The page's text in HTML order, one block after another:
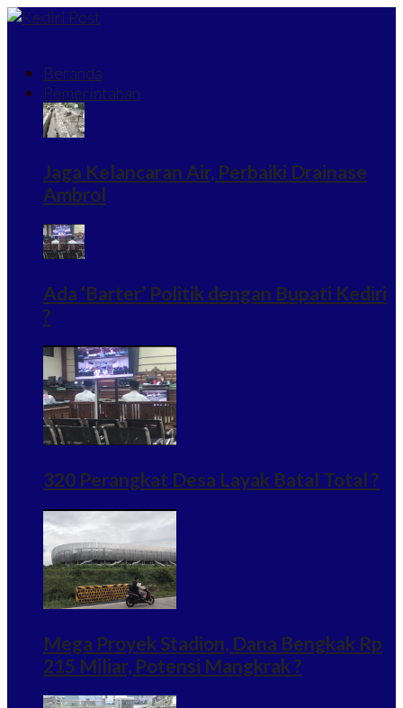
Beranda
Pemerintahan
Jaga Kelancaran Air, Perbaiki Drainase
Ambrol
Ada ‘Barter’ Politik dengan Bupati Kediri
?
320 Perangkat Desa Layak Batal Total ?
Mega Proyek Stadion, Dana Bengkak Rp
215 Miliar, Potensi Mangkrak ?